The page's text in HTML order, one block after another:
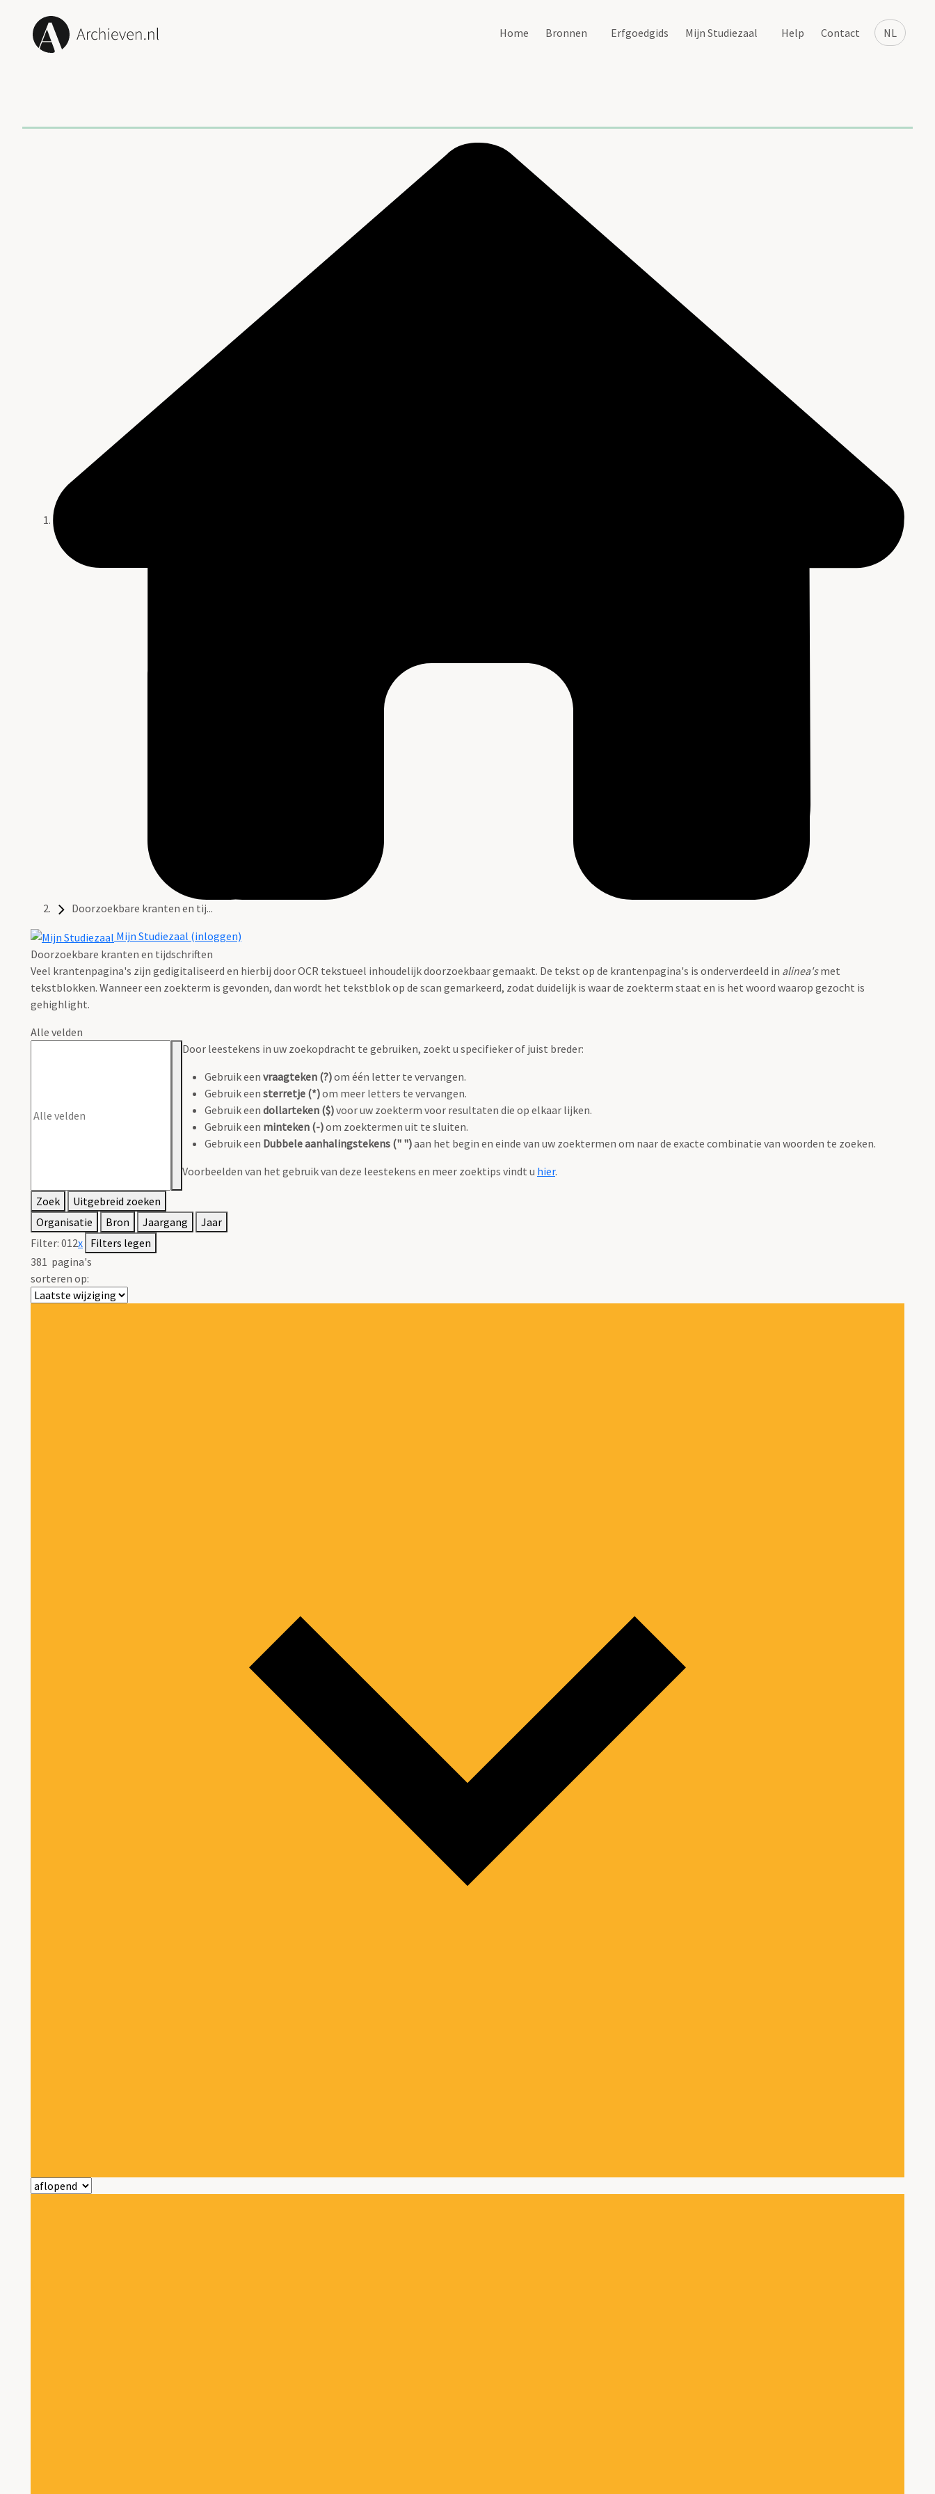
NL
Home Bronnen Erfgoedgids Mijn Studiezaal Help Contact
Doorzoekbare kranten en tij...
Mijn Studiezaal (inloggen)
Doorzoekbare kranten en tijdschriften
Veel krantenpagina's zijn gedigitaliseerd en hierbij door OCR tekstueel inhoudelijk doorzoekbaar gemaakt. De tekst op de krantenpagina's is onderverdeeld in alinea'smet
tekstblokken. Wanneer een zoekterm is gevonden, dan wordt het tekstblok op de scan gemarkeerd, zodat duidelijk is waar de zoekterm staat en is het woord waarop gezocht is
gehighlight.
Alle velden
Door leestekens in uw zoekopdracht te gebruiken, zoekt u specifieker of juist breder:
Gebruik een vraagteken (?)om één letter te vervangen.
Gebruik een sterretje (*)om meer letters te vervangen.
Gebruik een dollarteken ($)voor uw zoekterm voor resultaten die op elkaar lijken.
Gebruik een minteken (-)om zoektermen uit te sluiten.
Gebruik een Dubbele aanhalingstekens (" ")aan het begin en einde van uw zoektermen om naar de exacte combinatie van woorden te zoeken.
Voorbeelden van het gebruik van deze leestekens en meer zoektips vindt u hier.
Zoek
Uitgebreid zoeken
Organisatie
Bron Jaargang
Jaar
Filter: 012x Filters legen
381 pagina's
sorteren op: